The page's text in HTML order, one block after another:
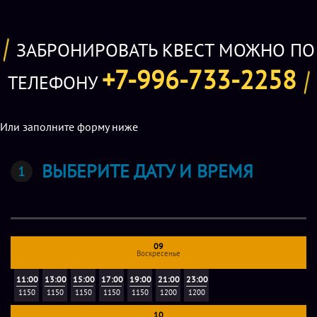
рублей за 75 минут)!
-всегда доступные цены!
-удобное расположение в центре города
-онлайн статистика с вашими результатами игр!
-самое современное оборудование последнего
поколения!
световыми, дымовыми, звуковыми!
Дополнительные услуги
Зона для чаепития:после прохождения квестов можно
ЗАБРОНИРОВАТЬ КВЕСТ МОЖНО ПО
ТЕЛЕФОНУ+7-996-733-2258
Или заполните форму ниже
ВЫБЕРИТЕ ДАТУ И ВРЕМЯ
09
Воскресенье
11:00
1150
13:00
1150
15:00
1150
17:00
1150
19:00
1150
21:00
1200
23:00
1200
10